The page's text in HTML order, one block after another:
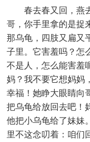
春去春又回，燕
哥，你手里拿的是捉
那乌龟，四肢又扁又
子里。它害羞吗？怎
不是人，怎么能害羞
妈？我不要它想妈妈
幸福！她睁大眼睛向
把乌龟给放回去吧！
他把小乌龟给了妹妹
里不这念叨着：咱们